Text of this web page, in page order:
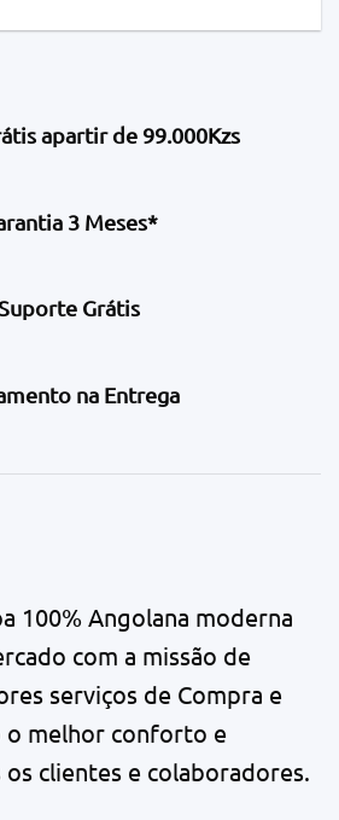
apartir de 99.000Kzs
3 Meses*
Grátis
na Entrega
100% Angolana moderna
com a missão de
serviços de Compra e
o melhor conforto e
clientes e colaboradores.